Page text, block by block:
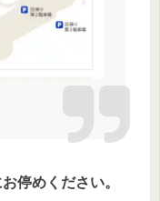
お停めください。